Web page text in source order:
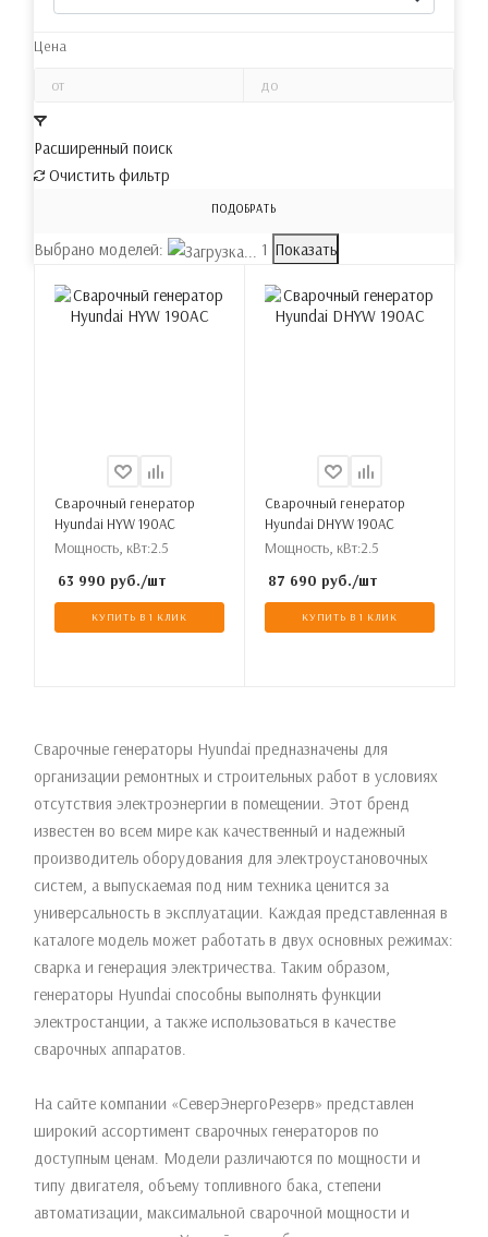
Цена
Расширенный поиск
Очистить фильтр
ПОДОБРАТЬ
Выбрано моделей: 1 Показать
Сварочный генератор
Hyundai HYW 190AC
Мощность, кВт:2.5
63 990 руб./шт
КУПИТЬ В 1 КЛИК
Сварочный генератор
Hyundai DHYW 190AC
Мощность, кВт:2.5
87 690 руб./шт
КУПИТЬ В 1 КЛИК
Сварочные генераторы Hyundai предназначены для
организации ремонтных и строительных работ в условиях
отсутствия электроэнергии в помещении. Этот бренд
известен во всем мире как качественный и надежный
производитель оборудования для электроустановочных
систем, а выпускаемая под ним техника ценится за
универсальность в эксплуатации. Каждая представленная в
каталоге модель может работать в двух основных режимах:
сварка и генерация электричества. Таким образом,
генераторы Hyundai способны выполнять функции
электростанции, а также использоваться в качестве
сварочных аппаратов.
На сайте компании «СеверЭнергоРезерв» представлен
широкий ассортимент сварочных генераторов по
доступным ценам. Модели различаются по мощности и
типу двигателя, объему топливного бака, степени
автоматизации, максимальной сварочной мощности и